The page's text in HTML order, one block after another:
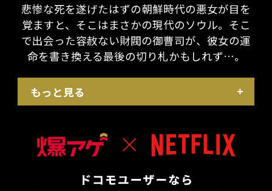
悲惨な死を遂げたはずの朝鮮時代の悪女が目を
覚ますと、そこはまさかの現代のソウル。そこ
で出会った容赦ない財閥の御曹司が、彼女の運
命を書き換える最後の切り札かもしれず…。
もっと見る